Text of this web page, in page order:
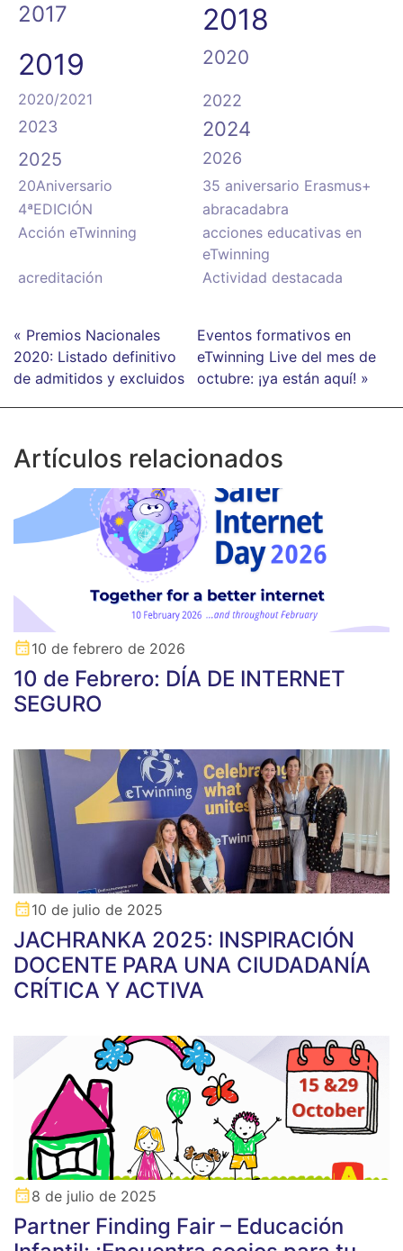
2017
2018
2019
2020
2020/2021
2022
2023
2024
2025 2026
20Aniversario
35 aniversario Erasmus+
4ªEDICIÓN
abracadabra
Acción eTwinning
acciones educativas en
eTwinning
acreditación
Actividad destacada
« Premios Nacionales
2020: Listado definitivo
de admitidos y excluidos
Eventos formativos en
eTwinning Live del mes de
octubre: ¡ya están aquí! »
Artículos relacionados
10 de febrero de 2026
10 de Febrero: DÍA DE INTERNET
SEGURO
10 de julio de 2025
JACHRANKA 2025: INSPIRACIÓN
DOCENTE PARA UNA CIUDADANÍA
CRÍTICA Y ACTIVA
8 de julio de 2025
Partner Finding Fair – Educación